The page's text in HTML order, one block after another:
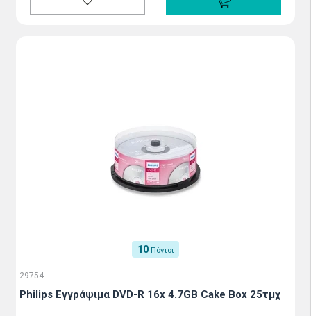
10 Πόντοι
29754
Philips Εγγράψιμα DVD-R 16x 4.7GB Cake Box 25τμχ